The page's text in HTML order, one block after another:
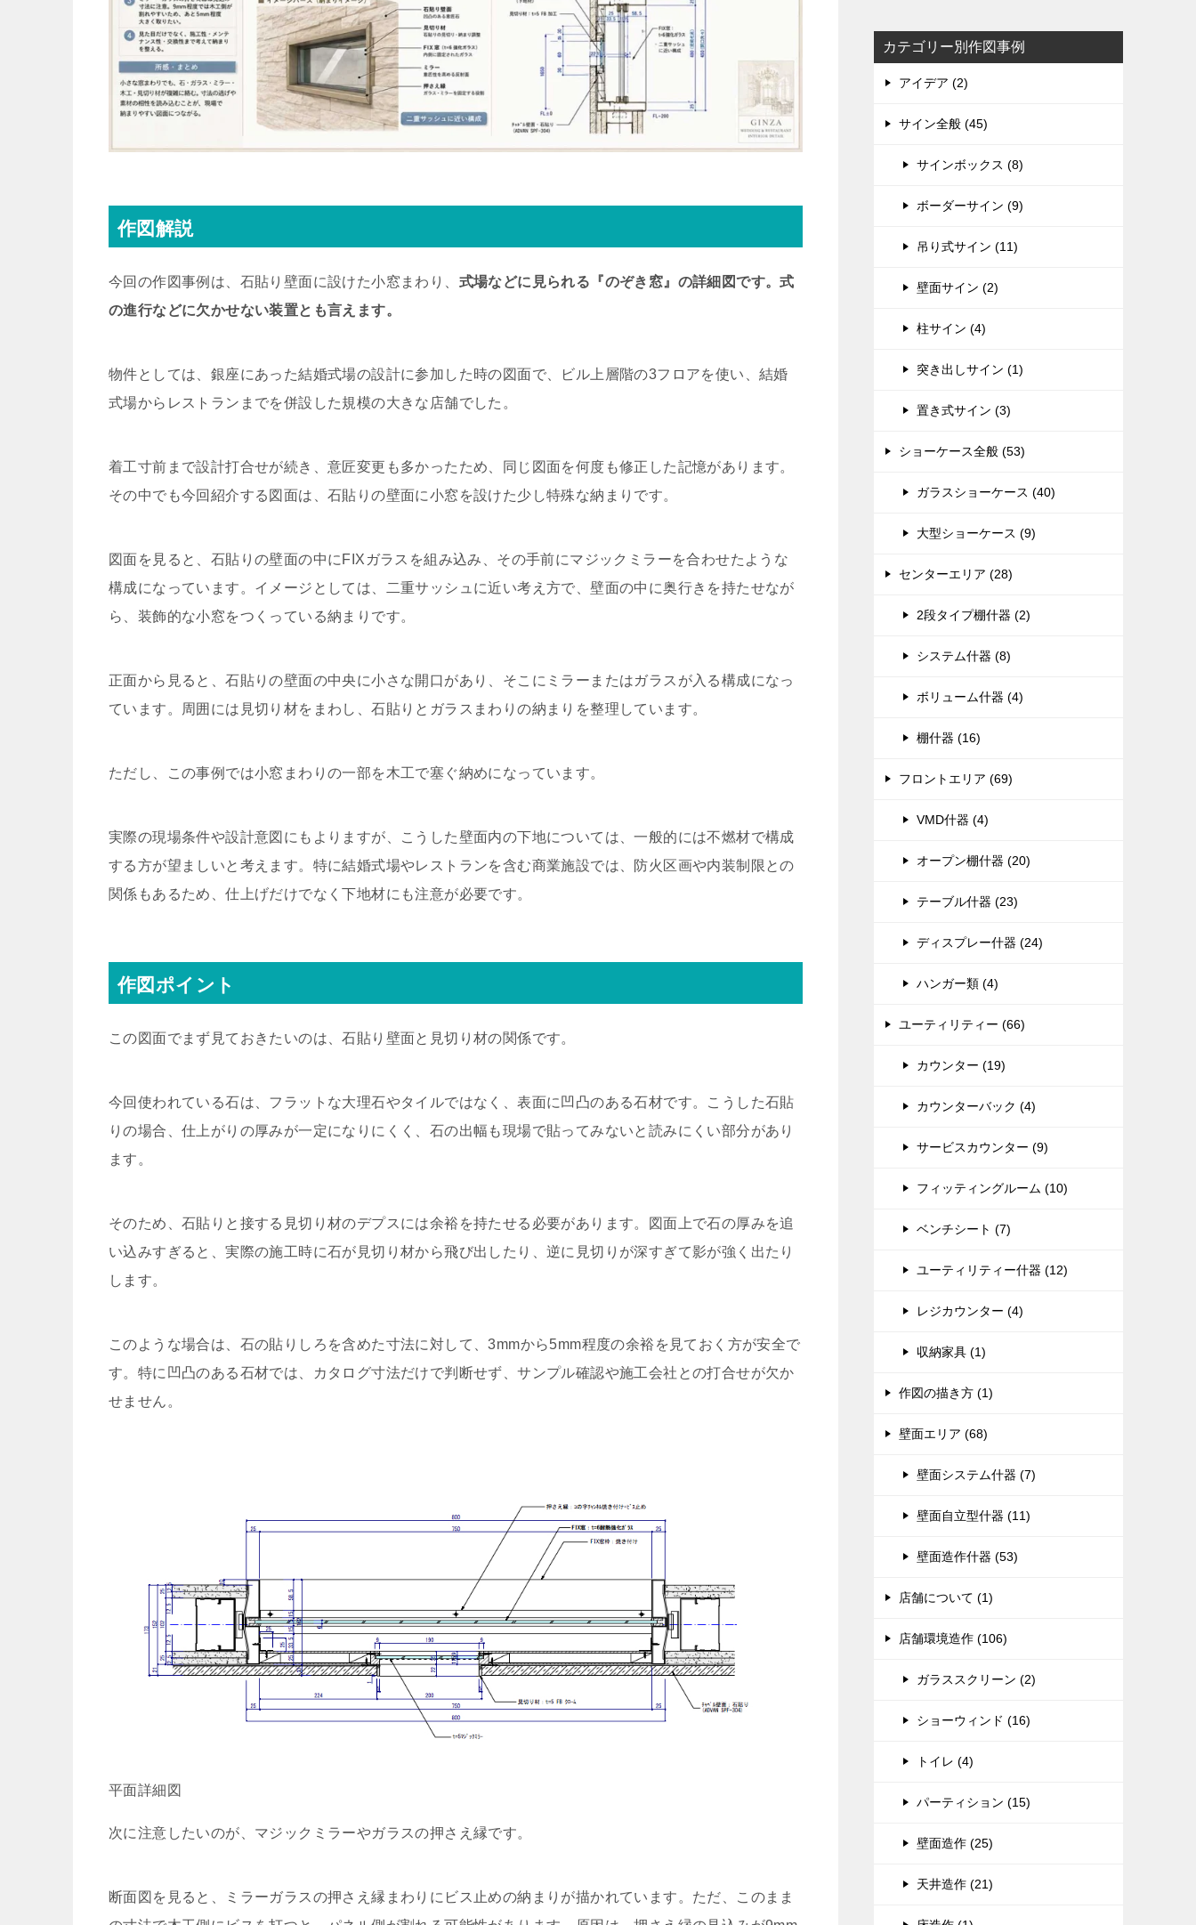
作図解説
今回の作図事例は、石貼り壁面に設けた小窓まわり、 式場などに見られる『のぞき窓』の詳細図です。式
の進行などに欠かせない装置とも言えます。
物件としては、銀座にあった結婚式場の設計に参加した時の図面で、ビル上層階の3フロアを使い、結婚
式場からレストランまでを併設した規模の大きな店舗でした。
着工寸前まで設計打合せが続き、意匠変更も多かったため、同じ図面を何度も修正した記憶があります。
その中でも今回紹介する図面は、石貼りの壁面に小窓を設けた少し特殊な納まりです。
図面を見ると、石貼りの壁面の中にFIXガラスを組み込み、その手前にマジックミラーを合わせたような
構成になっています。イメージとしては、二重サッシュに近い考え方で、壁面の中に奥行きを持たせなが
ら、装飾的な小窓をつくっている納まりです。
正面から見ると、石貼りの壁面の中央に小さな開口があり、そこにミラーまたはガラスが入る構成になっ
ています。周囲には見切り材をまわし、石貼りとガラスまわりの納まりを整理しています。
ただし、この事例では小窓まわりの一部を木工で塞ぐ納めになっています。
実際の現場条件や設計意図にもよりますが、こうした壁面内の下地については、一般的には不燃材で構成
する方が望ましいと考えます。特に結婚式場やレストランを含む商業施設では、防火区画や内装制限との
関係もあるため、仕上げだけでなく下地材にも注意が必要です。
作図ポイント
この図面でまず見ておきたいのは、石貼り壁面と見切り材の関係です。
今回使われている石は、フラットな大理石やタイルではなく、表面に凹凸のある石材です。こうした石貼
りの場合、仕上がりの厚みが一定になりにくく、石の出幅も現場で貼ってみないと読みにくい部分があり
ます。
そのため、石貼りと接する見切り材のデプスには余裕を持たせる必要があります。図面上で石の厚みを追
い込みすぎると、実際の施工時に石が見切り材から飛び出したり、逆に見切りが深すぎて影が強く出たり
します。
このような場合は、石の貼りしろを含めた寸法に対して、3mmから5mm程度の余裕を見ておく方が安全で
す。特に凹凸のある石材では、カタログ寸法だけで判断せず、サンプル確認や施工会社との打合せが欠か
せません。
平面詳細図
次に注意したいのが、マジックミラーやガラスの押さえ縁です。
断面図を見ると、ミラーガラスの押さえ縁まわりにビス止めの納まりが描かれています。ただ、このまま
カテゴリー別作図事例
アイデア (2)
サイン全般 (45)
サインボックス (8)
ボーダーサイン (9)
吊り式サイン (11)
壁面サイン (2)
柱サイン (4)
突き出しサイン (1)
置き式サイン (3)
ショーケース全般 (53)
ガラスショーケース (40)
大型ショーケース (9)
センターエリア (28)
2段タイプ棚什器 (2)
システム什器 (8)
ボリューム什器 (4)
棚什器 (16)
フロントエリア (69)
VMD什器 (4)
オープン棚什器 (20)
テーブル什器 (23)
ディスプレー什器 (24)
ハンガー類 (4)
ユーティリティー (66)
カウンター (19)
カウンターバック (4)
サービスカウンター (9)
フィッティングルーム (10)
ベンチシート (7)
ユーティリティー什器 (12)
レジカウンター (4)
収納家具 (1)
作図の描き方 (1)
壁面エリア (68)
壁面システム什器 (7)
壁面自立型什器 (11)
壁面造作什器 (53)
店舗について (1)
店舗環境造作 (106)
ガラススクリーン (2)
ショーウィンド (16)
トイレ (4)
パーティション (15)
壁面造作 (25)
天井造作 (21)